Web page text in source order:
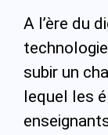
A l’ère du
subir un
lequel les